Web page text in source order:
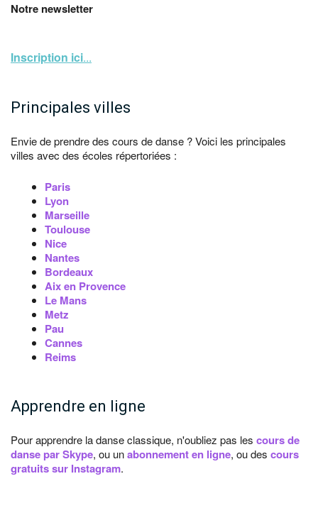
Notre newsletter
Inscription ici...
Principales villes
Envie de prendre des cours de danse ? Voici les principales
villes avec des écoles répertoriées :
Paris
Lyon
Marseille
Toulouse
Nice
Nantes
Bordeaux
Aix en Provence
Le Mans
Metz
Pau
Cannes
Reims
Apprendre en ligne
Pour apprendre la danse classique, n'oubliez pas les cours de
danse par Skype, ou unabonnement en ligne, ou des cours
gratuits sur Instagram.